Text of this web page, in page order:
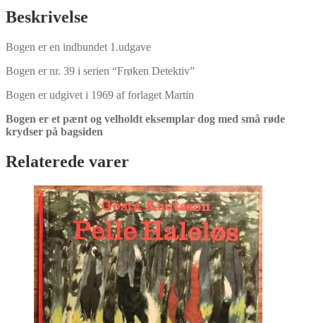
kode
af
Keene
Beskrivelse
Bogen er en indbundet 1.udgave
Bogen er nr. 39 i serien “Frøken Detektiv”
Bogen er udgivet i 1969 af forlaget Martin
Bogen er et pænt og velholdt eksemplar dog med små røde
krydser på bagsiden
Relaterede varer